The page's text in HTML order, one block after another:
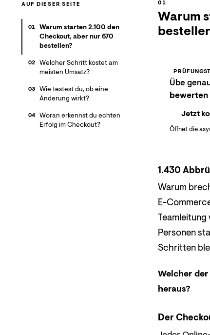
Warum
Übe
Jetzt
Öffnet die
1.430
Warum
E-
Teamleitung
Personen
Schritten
Welcher
heraus?
Der
AUF DIESER SEITE
01 Warum starten 2.100 den
Checkout, aber nur 670
bestellen?
02 Welcher Schritt kostet am
meisten Umsatz?
03 Wie testest du, ob eine
Änderung wirkt?
04 Woran erkennst du echten
Erfolg im Checkout?